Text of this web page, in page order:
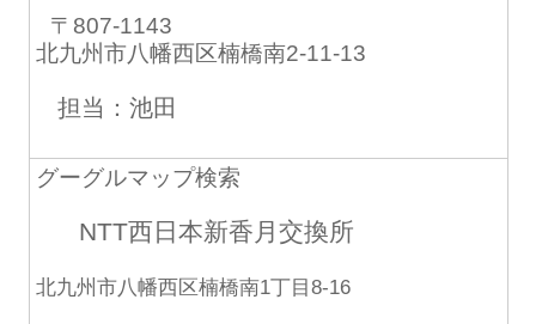
〒807-1143
北九州市八幡西区楠橋南2-11-13
担当：池田
グーグルマップ検索
NTT西日本新香月交換所
北九州市八幡西区楠橋南1丁目8-16